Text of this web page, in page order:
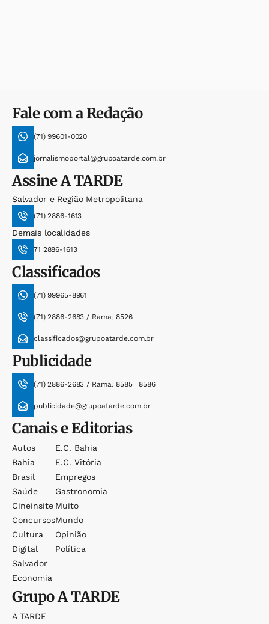
Fale com a Redação
(71) 99601-0020
jornalismoportal@grupoatarde.com.br
AssineA TARDE
Salvador e Região Metropolitana
(71) 2886-1613
Demais localidades
71 2886-1613
Classificados
(71) 99965-8961
(71) 2886-2683 / Ramal 8526
classificados@grupoatarde.com.br
Publicidade
(71) 2886-2683 / Ramal 8585 | 8586
publicidade@grupoatarde.com.br
Canais e Editorias
Autos
Bahia
Brasil
Saúde
Cineinsite
Concursos
Cultura
Digital
Salvador
Economia
E.c. Bahia
E.c. Vitória
Empregos
Gastronomia
Muito
Mundo
Opinião
Política
GrupoA TARDE
A TARDE